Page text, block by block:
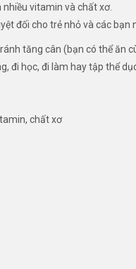
vitamin và chất xơ.
đối cho trẻ nhỏ và các bạn
tăng cân (bạn có thể ăn
đi học, đi làm hay tập thể
chất xơ